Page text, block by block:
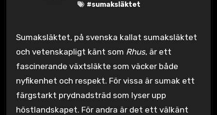
#sumaksläktet
Sumaksläktet, på svenska kallat sumaksläktet
och vetenskapligt känt som Rhus, är ett
fascinerande växtsläkte som väcker både
nyfikenhet och respekt. För vissa är sumak ett
färgstarkt prydnadsträd som lyser upp
höstlandskapet. För andra är det ett välkänt